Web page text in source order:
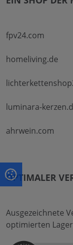
fpv24.com
homeliving.de
luminara-
ahrwein.com
OPTIMALER
Ausgezeichnete
optimierten